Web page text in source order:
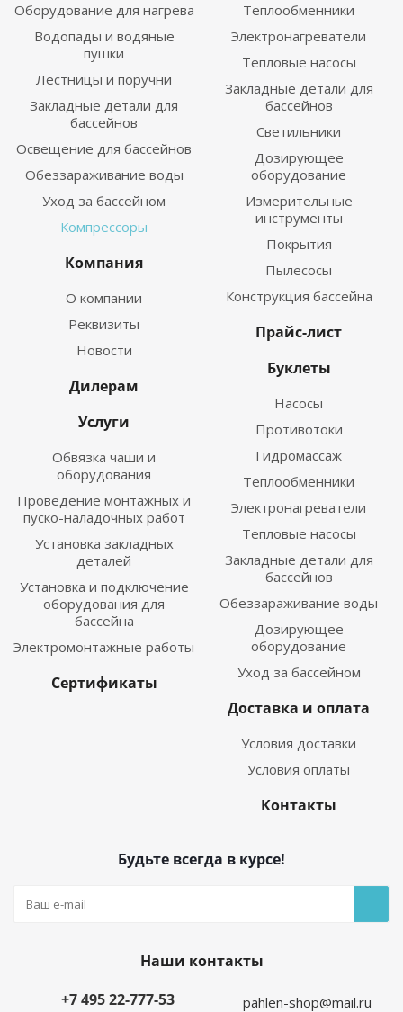
Оборудование для нагрева
Водопады и водяные
пушки
Лестницы и поручни
Закладные детали для
бассейнов
Освещение для бассейнов
Обеззараживание воды
Уход за бассейном
Компрессоры
Компания
О компании
Реквизиты
Новости
Дилерам
Услуги
Обвязка чаши и
оборудования
Проведение монтажных и
пуско-наладочных работ
Установка закладных
деталей
Установка и подключение
оборудования для
бассейна
Электромонтажные работы
Сертификаты
Теплообменники
Электронагреватели
Тепловые насосы
Закладные детали для
бассейнов
Светильники
Дозирующее
оборудование
Измерительные
инструменты
Покрытия
Пылесосы
Конструкция бассейна
Прайс-лист
Буклеты
Насосы
Противотоки
Гидромассаж
Теплообменники
Электронагреватели
Тепловые насосы
Закладные детали для
бассейнов
Обеззараживание воды
Дозирующее
оборудование
Уход за бассейном
Доставка и оплата
Условия доставки
Условия оплаты
Контакты
Будьте всегда в курсе!
Наши контакты
+7 495 22-777-53
pahlen-shop@mail.ru